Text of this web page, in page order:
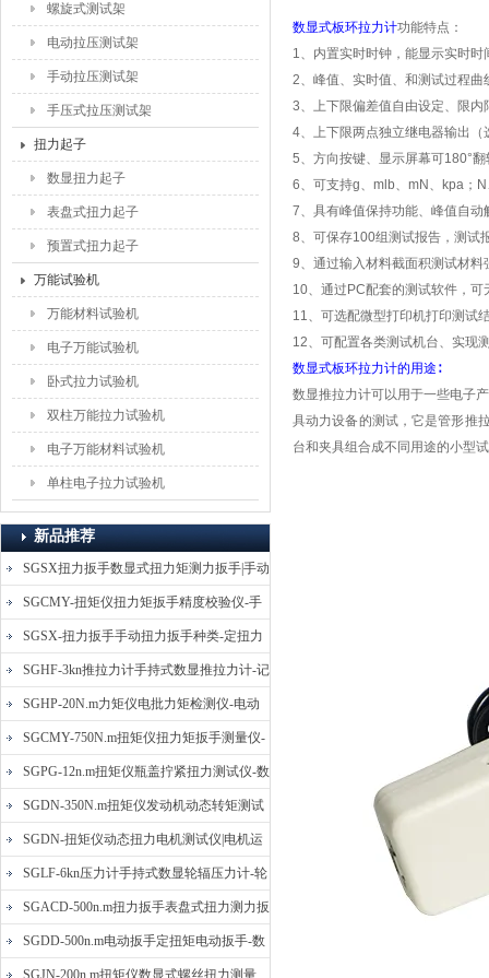
螺旋式测试架
电动拉压测试架
手动拉压测试架
手压式拉压测试架
扭力起子
数显扭力起子
表盘式扭力起子
预置式扭力起子
万能试验机
万能材料试验机
电子万能试验机
卧式拉力试验机
双柱万能拉力试验机
电子万能材料试验机
单柱电子拉力试验机
新品推荐
SGSX扭力扳手数显式扭力矩测力扳手|手动
定扭矩检测扳手
SGCMY-扭矩仪扭力矩扳手精度校验仪-手
动扳子扭矩校准仪
SGSX-扭力扳手手动扭力扳手种类-定扭力
矩检测扳手价格
SGHF-3kn推拉力计手持式数显推拉力计-记
忆数据拉压力测力计
SGHP-20N.m力矩仪电批力矩检测仪-电动
螺丝批扭力矩测试仪
SGCMY-750N.m扭矩仪扭力矩扳手测量仪-
校准扳手扭力精度测试仪
SGPG-12n.m扭矩仪瓶盖拧紧扭力测试仪-数
显式瓶盖扭力矩仪
SGDN-350N.m扭矩仪发动机动态转矩测试
仪-动态电机扭矩测量仪
SGDN-扭矩仪动态扭力电机测试仪|电机运
转摩擦力扭矩仪
SGLF-6kn压力计手持式数显轮辐压力计-轮
辐称重压力测力计
SGACD-500n.m扭力扳手表盘式扭力测力扳
手-表盘扭力矩检测扳手
SGDD-500n.m电动扳手定扭矩电动扳手-数
显式电动定扭力矩扳手
SGJN-200n.m扭矩仪数显式螺丝扭力测量
数显式板环拉力计功能特点：
1、内置实时时钟，能显示实时时
2、峰值、实时值、和测试过程
3、上下限偏差值自由设定、限内
4、上下限两点独立继电器输出
5、方向按键、显示屏幕可180°翻
6、可支持g、 mlb、 mN 、 kpa ； N
7、具有峰值保持功能、峰值自
8、可保存100组测试报告，测试
9、通过输入材料截面积测试材料
10、通过 PC配套的测试软件，
11、可选配微型打印机打印测试
12、可配置各类测试机台、实现
数显式板环拉力计的用途∶
数显推拉力计可以用于一些电子
具动力设备的测试，它是管形推
台和夹具组合成不同用途的小型